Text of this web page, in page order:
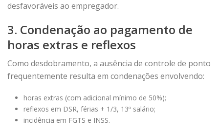
desfavoráveis ao empregador.
3. Condenação ao pagamento de
horas extras e reflexos
Como desdobramento, a ausência de controle de ponto
frequentemente resulta em condenações envolvendo:
horas extras (com adicional mínimo de 50%);
reflexos em DSR, férias + 1/3, 13º salário;
incidência em FGTS e INSS.